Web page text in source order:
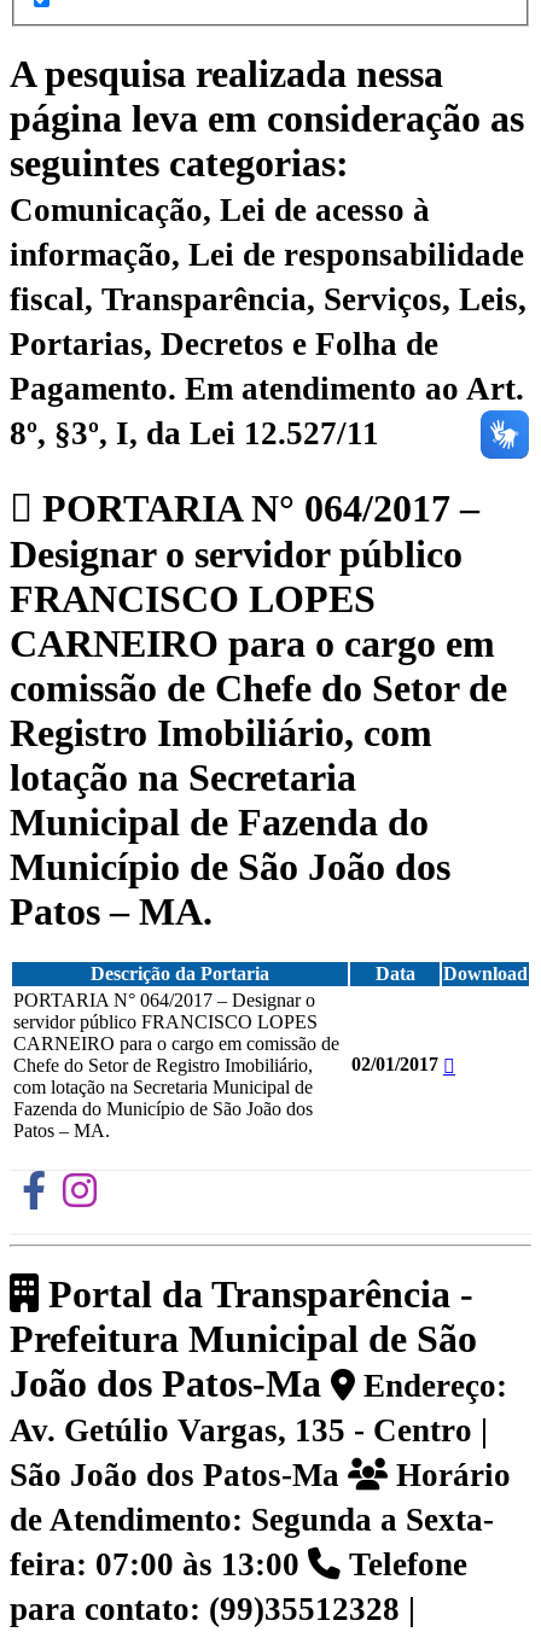
A pesquisa realizada nessa
página leva em consideração as
seguintes categorias:
Comunicação, Lei de acesso à
informação, Lei de responsabilidade
fiscal, Transparência, Serviços, Leis,
Portarias, Decretos e Folha de
Pagamento. Em atendimento ao Art.
8º, §3º, I, da Lei 12.527/11
PORTARIA N° 064/2017 –
Designar o servidor público
FRANCISCO LOPES
CARNEIRO para o cargo em
comissão de Chefe do Setor de
Registro Imobiliário, com
lotação na Secretaria
Municipal de Fazenda do
Município de São João dos
Patos – MA.
Descrição da Portaria Data
Download
PORTARIA N° 064/2017 – Designar o
servidor público FRANCISCO LOPES
CARNEIRO para o cargo em comissão de
Chefe do Setor de Registro Imobiliário,
com lotação na Secretaria Municipal de
Fazenda do Município de São João dos
Patos – MA.
02/01/2017
Portal da Transparência -
Prefeitura Municipal de São
João dos Patos-Ma
Endereço:
Av. Getúlio Vargas, 135 - Centro |
São João dos Patos-Ma
Horário
de Atendimento: Segunda a Sexta-
feira: 07:00 às 13:00
Telefone
para contato: (99)35512328 |